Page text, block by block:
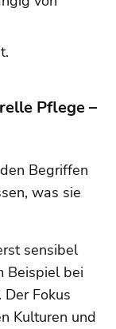
Pflege –
Begriffen
was sie
sensibel
Beispiel bei
Fokus
Kulturen und